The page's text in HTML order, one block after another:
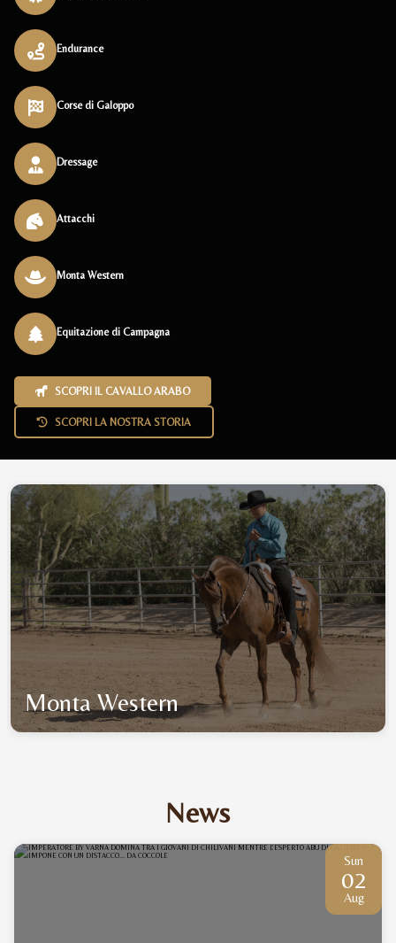
Endurance
Corse di Galoppo
Dressage
Attacchi
Monta Western
Equitazione di Campagna
SCOPRI IL CAVALLO ARABO
SCOPRI LA NOSTRA STORIA
Monta Western
News
Sun
02
Aug